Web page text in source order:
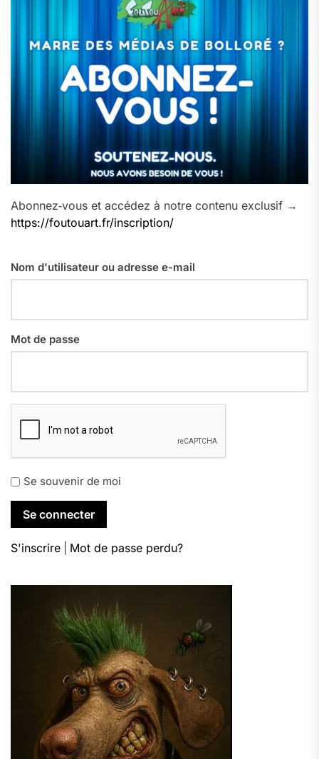
Abonnez‑vous et accédez à notre contenu exclusif →
https://foutouart.fr/inscription/
Nom d'utilisateur ou adresse e-mail
Mot de passe
Se souvenir de moi
S'inscrire Mot de passe perdu?